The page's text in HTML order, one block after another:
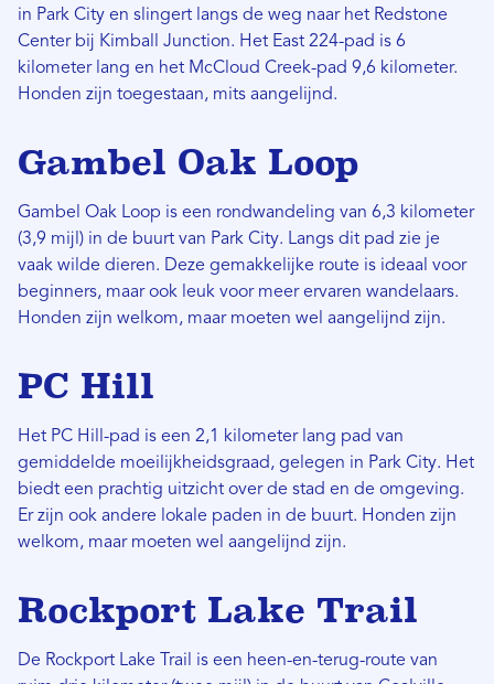
in Park City en slingert langs de weg naar het Redstone
Center bij Kimball Junction. Het East 224-pad is 6
kilometer lang en het McCloud Creek-pad 9,6 kilometer.
Honden zijn toegestaan, mits aangelijnd.
Gambel Oak Loop
Gambel Oak Loop is een rondwandeling van 6,3 kilometer
(3,9 mijl) in de buurt van Park City. Langs dit pad zie je
vaak wilde dieren. Deze gemakkelijke route is ideaal voor
beginners, maar ook leuk voor meer ervaren wandelaars.
Honden zijn welkom, maar moeten wel aangelijnd zijn.
PC Hill
Het PC Hill-pad is een 2,1 kilometer lang pad van
gemiddelde moeilijkheidsgraad, gelegen in Park City. Het
biedt een prachtig uitzicht over de stad en de omgeving.
Er zijn ook andere lokale paden in de buurt. Honden zijn
welkom, maar moeten wel aangelijnd zijn.
Rockport Lake Trail
De Rockport Lake Trail is een heen-en-terug-route van